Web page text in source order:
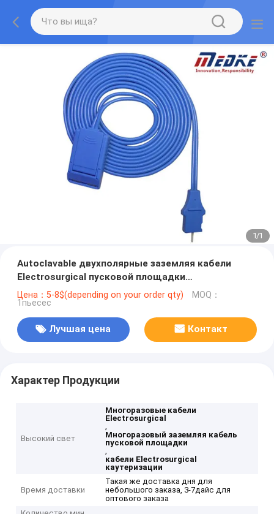
1/1
Autoclavable двухполярные заземляя кабели
Electrosurgical пусковой площадки
многоразовые
Цена：5-8$(depending on your order qty) MOQ：
1пьесес
Лучшая цена Контакт
Характер Продукции
Высокий свет
Многоразовые кабели
Electrosurgical
,
Многоразовый заземляя кабель
пусковой площадки
,
кабели Electrosurgical
каутеризации
Время доставки
Такая же доставка дня для
небольшого заказа, 3-7дайс для
оптового заказа